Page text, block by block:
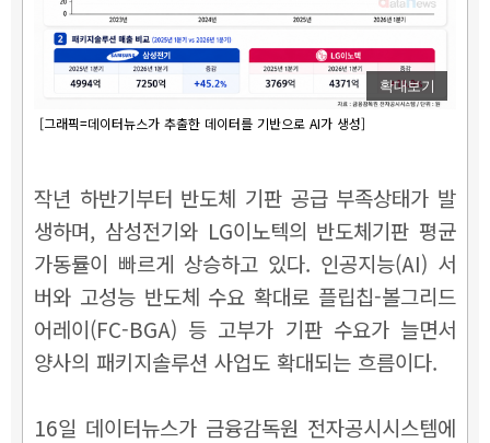
확대보기
[그래픽=데이터뉴스가 추출한 데이터를 기반으로 AI가 생성]
작년 하반기부터 반도체 기판 공급 부족상태가 발
생하며, 삼성전기와 LG이노텍의 반도체기판 평균
가동률이 빠르게 상승하고 있다. 인공지능(AI) 서
버와 고성능 반도체 수요 확대로 플립칩-볼그리드
어레이(FC-BGA) 등 고부가 기판 수요가 늘면서
양사의 패키지솔루션 사업도 확대되는 흐름이다.
16일 데이터뉴스가 금융감독원 전자공시시스템에